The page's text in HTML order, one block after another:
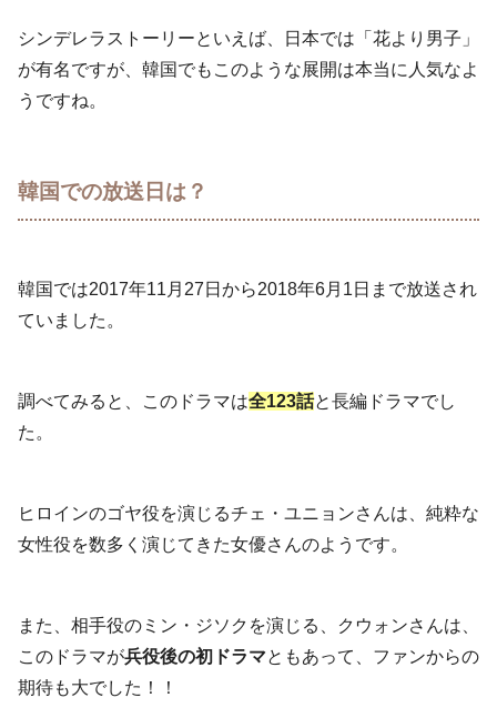
シンデレラストーリーといえば、日本では「花より男子」
が有名ですが、韓国でもこのような展開は本当に人気なよ
うですね。
韓国での放送日は？
韓国では2017年11月27日から2018年6月1日まで放送され
ていました。
調べてみると、このドラマは全123話と長編ドラマでし
た。
ヒロインのゴヤ役を演じるチェ・ユニョンさんは、純粋な
女性役を数多く演じてきた女優さんのようです。
また、相手役のミン・ジソクを演じる、クウォンさんは、
このドラマが兵役後の初ドラマともあって、ファンからの
期待も大でした！！